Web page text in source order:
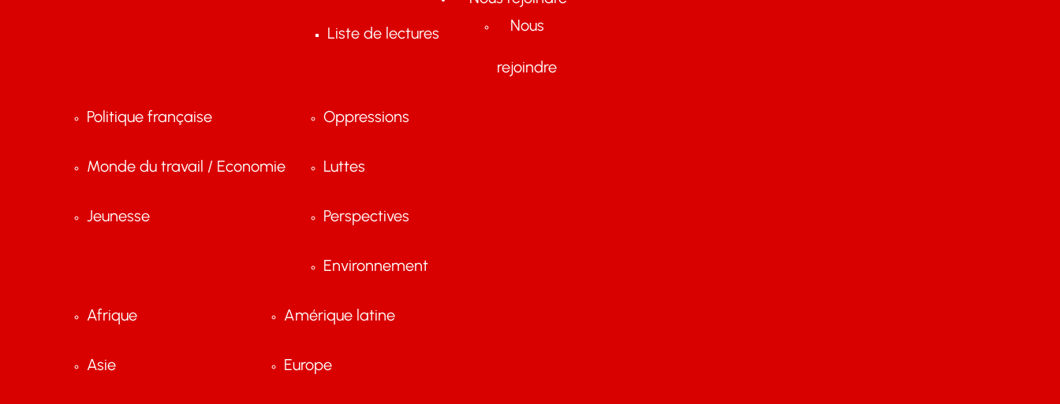
Liste de lectures Nous
rejoindre
Politique française
Monde du travail / Economie
Jeunesse
Oppressions
Luttes
Perspectives
Environnement
Afrique
Asie
Amérique latine
Europe